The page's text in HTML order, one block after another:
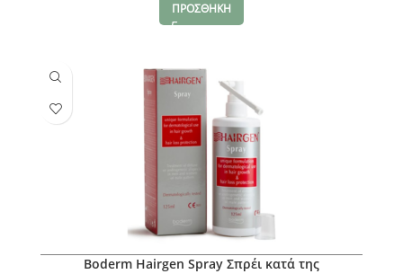
ΠΡΟΣΘΗΚΗ
Boderm Hairgen Spray Σπρέι κατά της